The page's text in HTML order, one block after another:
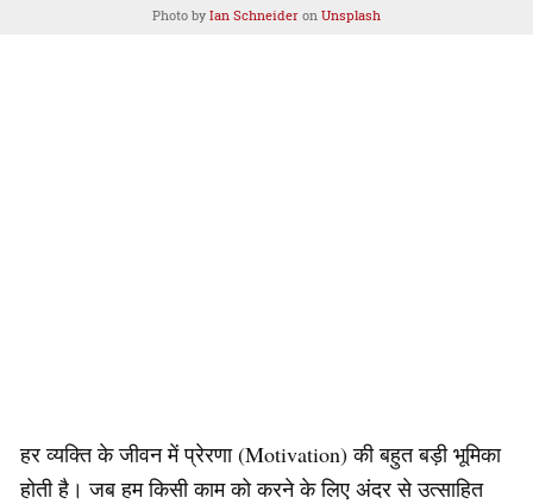
Photo by Ian Schneider on Unsplash
हर व्यक्ति के जीवन में प्रेरणा (Motivation) की बहुत बड़ी भूमिका
होती है। जब हम किसी काम को करने के लिए अंदर से उत्साहित